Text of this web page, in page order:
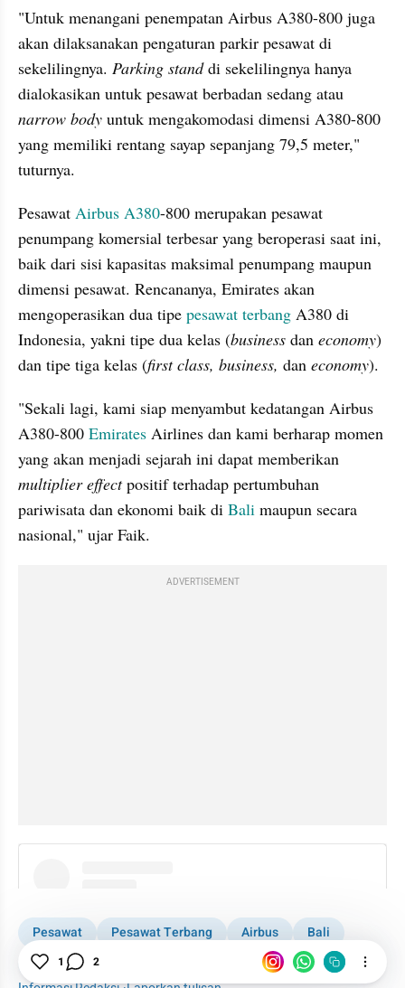
"Untuk menangani penempatan Airbus A380-800 juga
akan dilaksanakan pengaturan parkir pesawat di
sekelilingnya. Parking stand di sekelilingnya hanya
narrow body untuk mengakomodasi dimensi A380-800
yang memiliki rentang sayap sepanjang 79,5 meter,"
tuturnya.
Pesawat Airbus A380-800 merupakan pesawat
penumpang komersial terbesar yang beroperasi saat ini,
baik dari sisi kapasitas maksimal penumpang maupun
dimensi pesawat. Rencananya, Emirates akan
mengoperasikan dua tipe pesawat terbang A380 di
Indonesia, yakni tipe dua kelas (business dan economy)
dan tipe tiga kelas (first class, business, dan economy).
"Sekali lagi, kami siap menyambut kedatangan Airbus
A380-800 Emirates Airlines dan kami berharap momen
multiplier effect positif terhadap pertumbuhan
pariwisata dan ekonomi baik di Bali maupun secara
nasional," ujar Faik.
ADVERTISEMENT
Pesawat Pesawat Terbang Airbus
Bali
Emirates
Infrastruktur
1 2